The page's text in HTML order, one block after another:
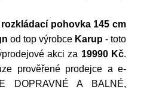
rozkládací pohovka 145 cm
od top výrobce Karup - toto
akci za 19990 Kč.
prověřené prodejce a e-
DOPRAVNÉ A BALNÉ,